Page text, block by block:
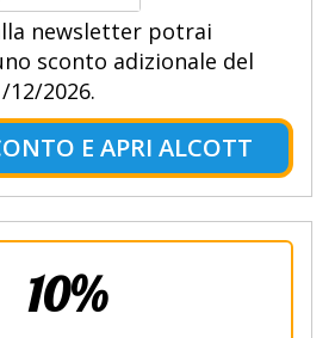
newsletter potrai
sconto adizionale del
12/2026.
E APRI ALCOTT
10%